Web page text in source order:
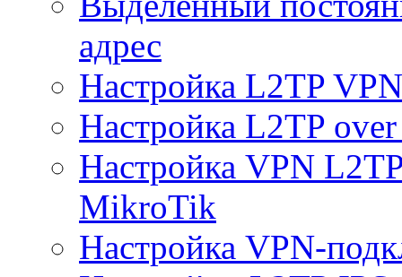
адрес
Настройка L2TP
Настройка L2TP
Настройка VPN
MikroTik
Настройка VPN-